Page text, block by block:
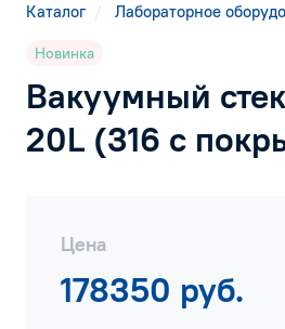
Каталог Лабораторное
Новинка
Вакуумный
20L (316 с
Цена
178350 руб.